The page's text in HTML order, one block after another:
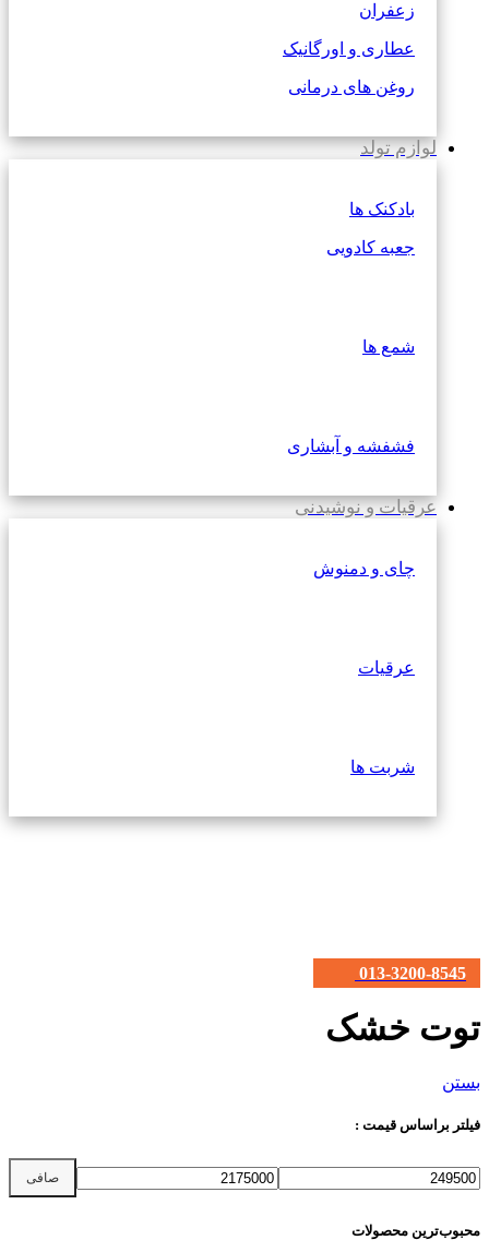
زعفران
عطاری و اورگانیک
روغن های درمانی
لوازم تولد
بادکنک ها
جعبه کادویی
شمع ها
فشفشه و آبشاری
عرقیات و نوشیدنی
چای و دمنوش
عرقیات
شربت ها
013-3200-8545
توت خشک
بستن
فیلتر براساس قیمت :
حداقل قیمت
حداكثر قيمت صافی
محبوب‌ترین محصولات